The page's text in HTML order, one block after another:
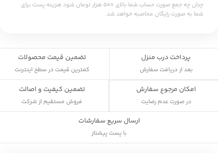
چنان چه جمع صورت حساب شما بالای ۵۰۰ هزار تومان شود هزینه پست برای
شما به صورت رایگان محاصبه خواهد شد.
پرداخت درب منزل
بعد از دریافت سفارش
تضمین قیمت محصولات
کمترین قیمت در سطح اینترنت
امکان مرجوع سفارش
در صورت عدم رضایت
تضمین کیفیت و اصالت
فروش مستقیم از شرکت
ارسال سریع سفارشات
با پست پیشتاز